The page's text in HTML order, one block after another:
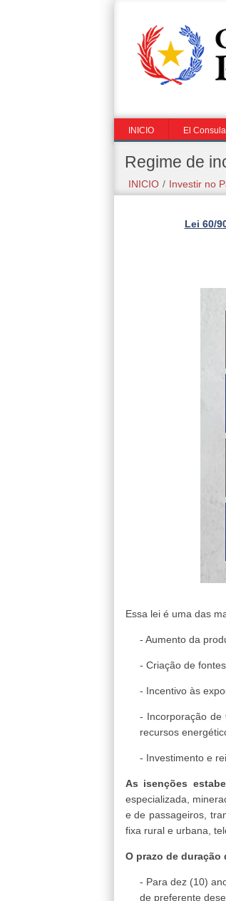
INICIO El
Consulares
Regime de
INICIO / Investir no
Lei 60/
Essa lei é uma das
- Aumento da
- Criação de
- Incentivo às
- Incorporação de
recursos
- Investimento e
As isenções
especializada,
e de passageiros,
fixa rural e urbana,
O prazo de
- Para dez (10)
de preferente